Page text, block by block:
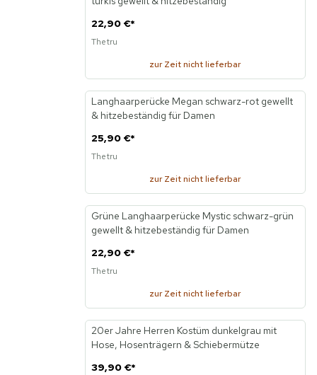
22,90 €*
Thetru
zur Zeit nicht lieferbar
Neu
Langhaarperücke Megan schwarz-rot gewellt
& hitzebeständig für Damen
25,90 €*
Thetru
zur Zeit nicht lieferbar
Neu
Grüne Langhaarperücke Mystic schwarz-grün
gewellt & hitzebeständig für Damen
22,90 €*
Thetru
zur Zeit nicht lieferbar
Neu
KI
20er Jahre Herren Kostüm dunkelgrau mit
Hose, Hosenträgern & Schiebermütze
39,90 €*